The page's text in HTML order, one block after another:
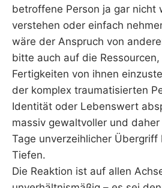
betroffene Person ja gar nicht
verstehen oder einfach
wäre der Anspruch von
bitte auch auf die
Fertigkeiten von ihnen
der komplex traumatisierten
Identität oder Lebenswert
massiv gewaltvoller und
Tage unverzeihlicher
Tiefen.
Die Reaktion ist auf allen